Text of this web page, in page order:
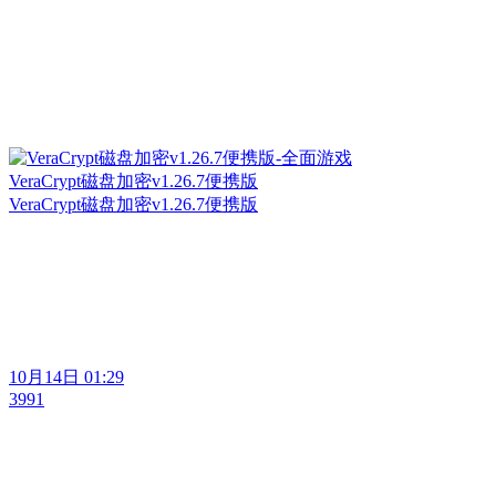
VeraCrypt磁盘加密v1.26.7便携版
VeraCrypt磁盘加密v1.26.7便携版
10月14日 01:29
3991